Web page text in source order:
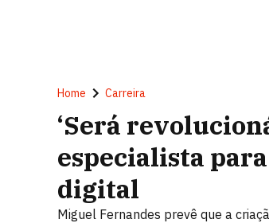
Home Carreira
‘Será
especialista
digital
Miguel Fernandes prevê que a